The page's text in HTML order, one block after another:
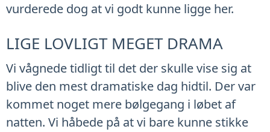
vurderede dog at vi godt kunne ligge her.
LIGE LOVLIGT MEGET DRAMA
Vi vågnede tidligt til det der skulle vise sig at
blive den mest dramatiske dag hidtil. Der var
kommet noget mere bølgegang i løbet af
natten. Vi håbede på at vi bare kunne stikke